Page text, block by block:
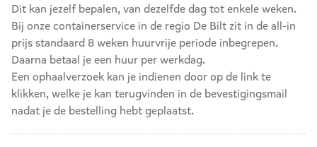
Dit kan jezelf bepalen, van dezelfde dag tot enkele weken.
Bij onze containerservice in de regio De Bilt zit in de all-in
prijs standaard 8 weken huurvrije periode inbegrepen.
Daarna betaal je een huur per werkdag.
Een ophaalverzoek kan je indienen door op de link te
klikken, welke je kan terugvinden in de bevestigingsmail
nadat je de bestelling hebt geplaatst.